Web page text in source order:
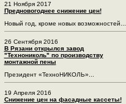
21 Ноября 2017
Предновогоднее снижение цен!
Новый год, кроме новых возможностей...
26 Сентября 2016
В Рязани открылся завод
"Технониколь" по производству
монтажной пены
Президент «ТехноНИКОЛЬ»...
19 Апреля 2016
Снижение цен на фасадные кассеты!